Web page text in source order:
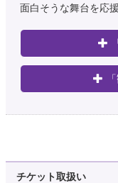
面白そうな舞台を応
チケット取扱い